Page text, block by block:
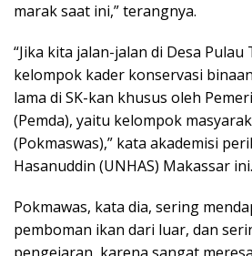
marak saat ini,” terangnya.
“Jika kita jalan-jalan di Desa Pulau
kelompok kader konservasi
lama di SK-kan khusus oleh
(Pemda), yaitu kelompok
(Pokmaswas),” kata akademisi
Hasanuddin (UNHAS) Makassar ini.
Pokmawas, kata dia, sering
pemboman ikan dari luar, dan